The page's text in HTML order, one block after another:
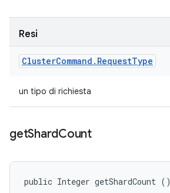
Resi
ClusterCommand . RequestType
un tipo di richiesta
getShardCount
public Integer getShardCount ()